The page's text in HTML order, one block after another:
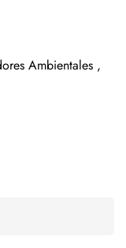
Ambientales ,